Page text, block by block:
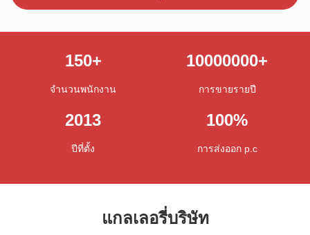
150+
จํานวนพนักงาน
10000000+
การขายรายปี
2013
ปีที่ตั้ง
100%
การส่งออก p.c
แกลเลอรี่บริษัท